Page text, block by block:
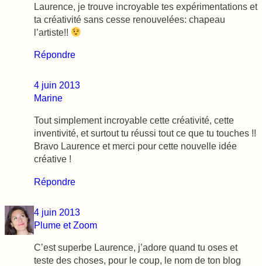
Laurence, je trouve incroyable tes expérimentations et
ta créativité sans cesse renouvelées: chapeau
l’artiste!!
Répondre
4 juin 2013
Marine
Tout simplement incroyable cette créativité, cette
inventivité, et surtout tu réussi tout ce que tu touches !!
Bravo Laurence et merci pour cette nouvelle idée
créative !
Répondre
4 juin 2013
Plume et Zoom
C’est superbe Laurence, j’adore quand tu oses et
teste des choses, pour le coup, le nom de ton blog